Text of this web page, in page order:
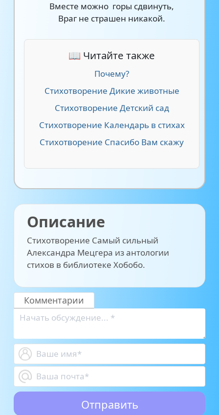
Вместе можно горы сдвинуть,
Враг не страшен никакой.
📖 Читайте также
Почему?
Стихотворение Дикие животные
Стихотворение Детский сад
Стихотворение Календарь в стихах
Стихотворение Спасибо Вам скажу
Описание
Стихотворение Самый сильный
Александра Мецгера из антологии
стихов в библиотеке Хобобо.
Комментарии